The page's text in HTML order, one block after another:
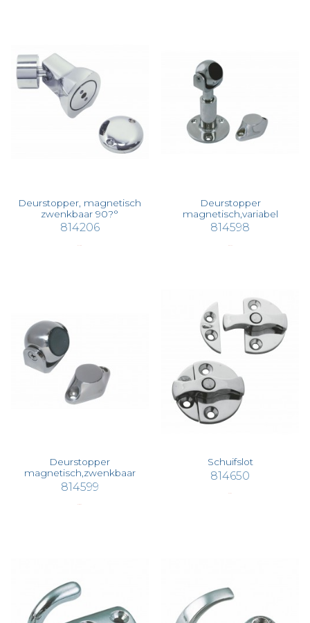
Deurstopper, magnetisch
zwenkbaar 90?°
814206
Deurstopper
magnetisch,variabel
814598
Deurstopper
magnetisch,zwenkbaar
814599
Schuifslot
814650